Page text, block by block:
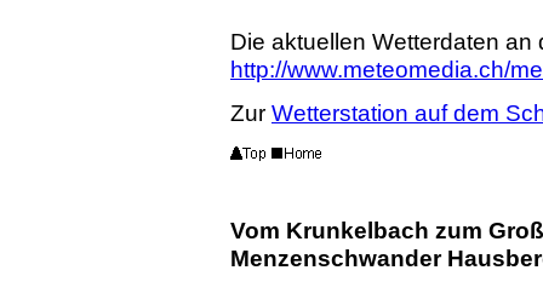
Die aktuellen Wetterdaten
http://www.meteomedia.ch/
Zur Wetterstation auf dem
Vom Krunkelbach zum
Menzenschwander